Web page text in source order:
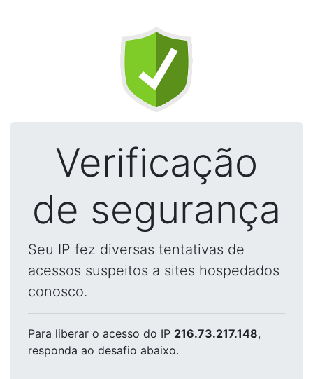
Verificação
de segurança
Seu IP fez diversas tentativas de
acessos suspeitos a sites hospedados
conosco.
Para liberar o acesso do IP 216.73.217.148,
responda ao desafio abaixo.